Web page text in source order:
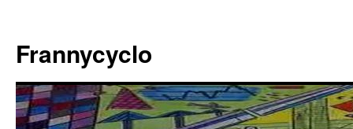
contenu
Frannycyclo